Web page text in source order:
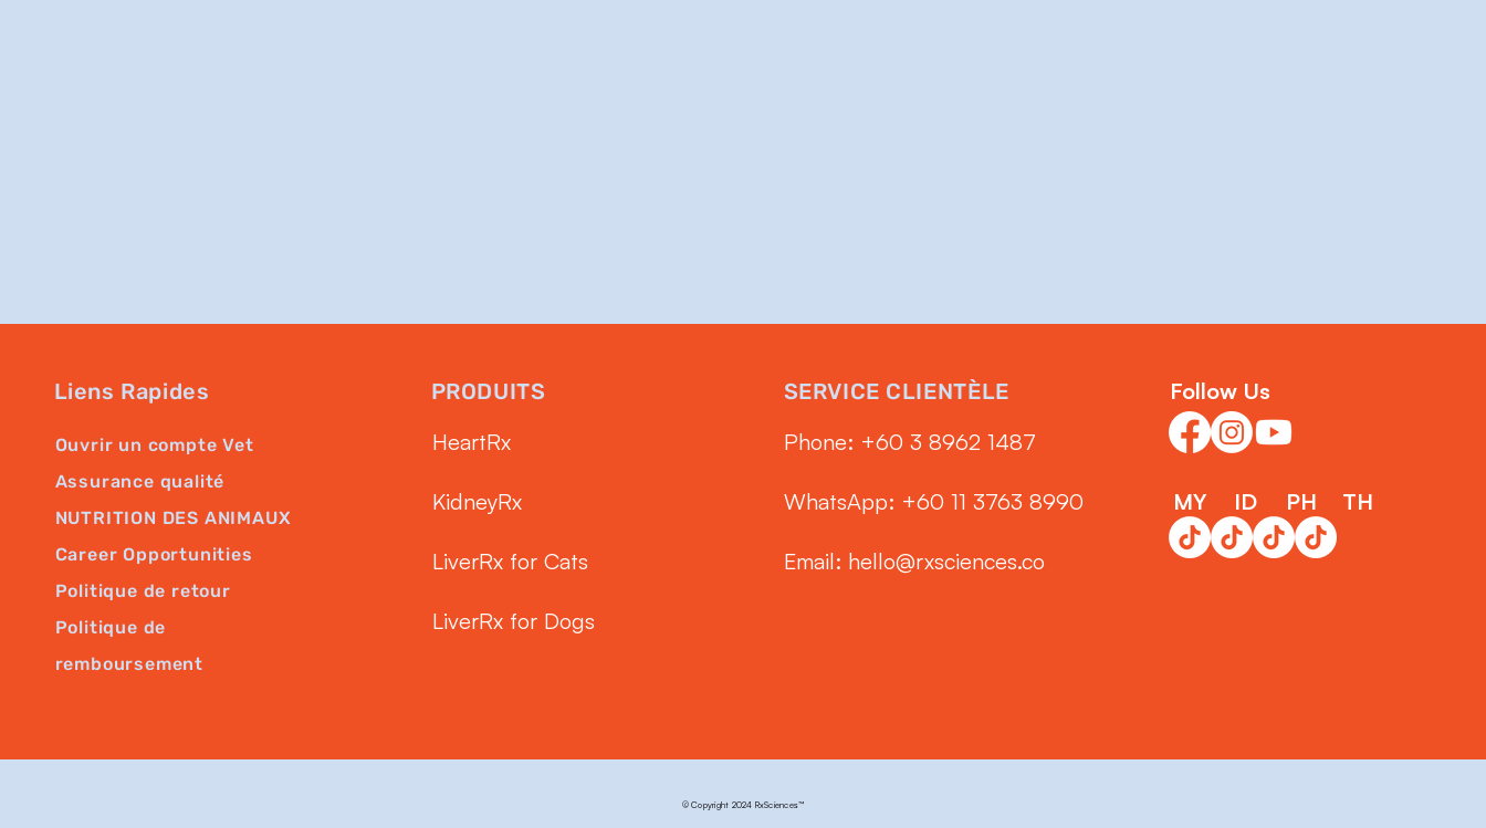
Liens Rapides
Ouvrir un compte Vet
Assurance qualité
NUTRITION DES ANIMAUX
Career Opportunities
Politique de retour
Politique de
remboursement
PRODUITS
HeartRx
KidneyRx
LiverRx for Cats
LiverRx for Dogs
SERVICE CLIENTÈLE
Phone: ‭+60 3 8962 1487‬
WhatsApp: +60 11 3763 8990
Email: hello@rxsciences.co
Follow Us
MY ID PH TH
© Copyright 2024 RxSciences™